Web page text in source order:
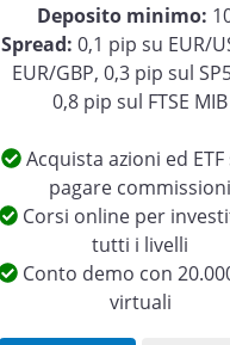
Deposito minimo:
Spread: 0,1 pip su EUR/
EUR/GBP, 0,3 pip sul
0,8 pip sul FTSE MIB
Acquista azioni ed ETF
pagare commissioni
Corsi online per
tutti i livelli
Conto demo con
virtuali